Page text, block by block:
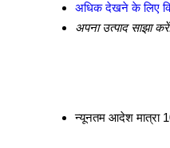
अधिक देखने के लिए
अपना उत्पाद साझा
न्यूनतम आदेश मात्रा